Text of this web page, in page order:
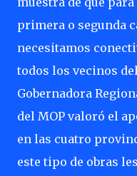
primera o segunda
necesitamos
todos los vecinos
Gobernadora
del MOP valoró el
en las cuatro
este tipo de obras